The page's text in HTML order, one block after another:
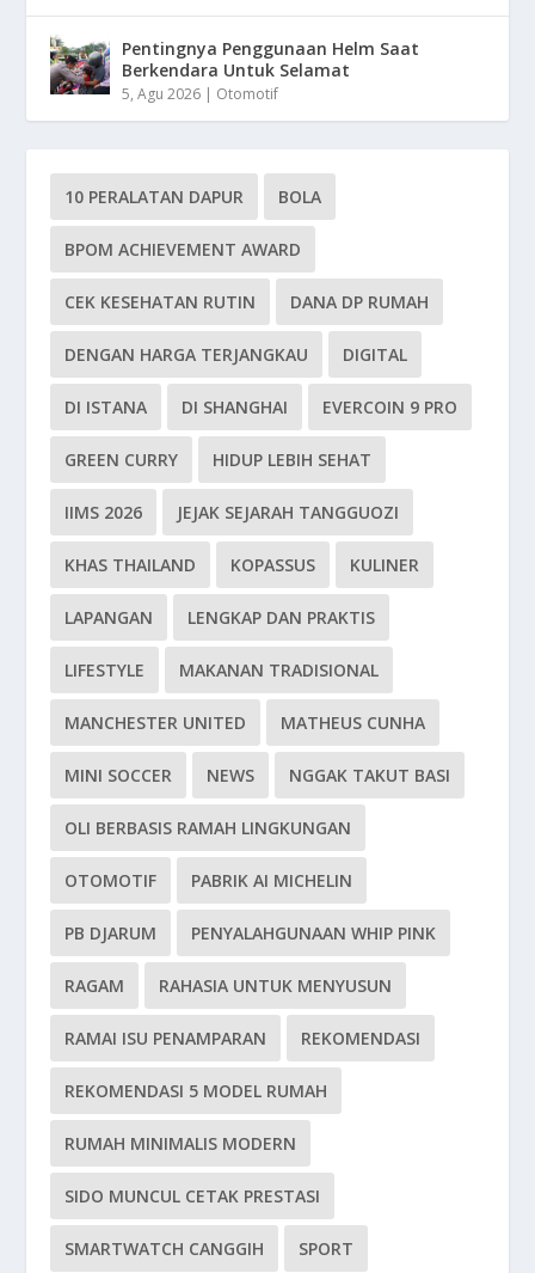
Pentingnya Penggunaan Helm Saat
Berkendara Untuk Selamat
5, Agu 2026 | Otomotif
10 PERALATAN DAPUR BOLA
BPOM ACHIEVEMENT AWARD
CEK KESEHATAN RUTIN DANA DP RUMAH
DENGAN HARGA TERJANGKAU DIGITAL
DI ISTANA DI SHANGHAI EVERCOIN 9 PRO
GREEN CURRY HIDUP LEBIH SEHAT
IIMS 2026 JEJAK SEJARAH TANGGUOZI
KHAS THAILAND KOPASSUS KULINER
LAPANGAN LENGKAP DAN PRAKTIS
LIFESTYLE MAKANAN TRADISIONAL
MANCHESTER UNITED MATHEUS CUNHA
MINI SOCCER NEWS NGGAK TAKUT BASI
OLI BERBASIS RAMAH LINGKUNGAN
OTOMOTIF PABRIK AI MICHELIN
PB DJARUM PENYALAHGUNAAN WHIP PINK
RAGAM RAHASIA UNTUK MENYUSUN
RAMAI ISU PENAMPARAN REKOMENDASI
REKOMENDASI 5 MODEL RUMAH
RUMAH MINIMALIS MODERN
SIDO MUNCUL CETAK PRESTASI
SMARTWATCH CANGGIH SPORT